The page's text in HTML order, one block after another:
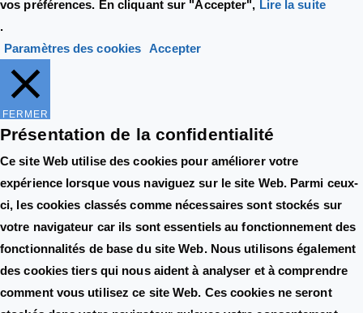
vos préférences. En cliquant sur "Accepter", Lire la suite
.
Paramètres des cookies
Accepter
FERMER
Présentation de la confidentialité
Ce site Web utilise des cookies pour améliorer votre
expérience lorsque vous naviguez sur le site Web. Parmi ceux-
ci, les cookies classés comme nécessaires sont stockés sur
votre navigateur car ils sont essentiels au fonctionnement des
fonctionnalités de base du site Web. Nous utilisons également
des cookies tiers qui nous aident à analyser et à comprendre
comment vous utilisez ce site Web. Ces cookies ne seront